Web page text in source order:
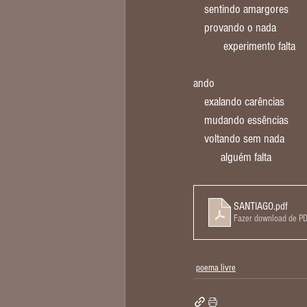
sentindo amargores
provando o nada
experimento falta
ando
exalando carências
mudando essências
voltando sem nada
alguém falta
SANTIAGO.pdf
Fazer download de
poema livre